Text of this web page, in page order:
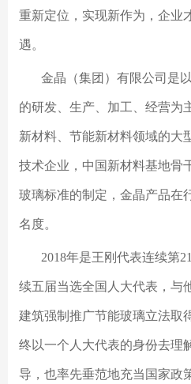
重新定位，实现新作为，企业
遇。
金晶（集团）有限公司是以
的研发、生产、加工、经营为
新材料、节能新材料领域的大
技术企业，中国新材料基地骨
玻璃标准的制定，金晶产品在
名度。
2018年是王刚代表连续第
续五届当选全国人大代表，与
建筑强制推广节能玻璃立法取
终以一个人大代表的身份去理
导，也率先垂范地充当国家政